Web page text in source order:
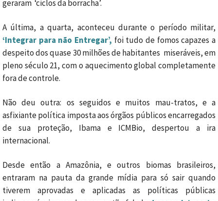
geraram ‘ciclos da borracha’.
A última, a quarta, aconteceu durante o período militar,
‘Integrar para não Entregar’, foi tudo de fomos capazes a
despeito dos quase 30 milhões de habitantes miseráveis, em
pleno século 21, com o aquecimento global completamente
fora de controle.
Não deu outra: os seguidos e muitos mau-tratos, e a
asfixiante política imposta aos órgãos públicos encarregados
de sua proteção, Ibama e ICMBio, despertou a ira
internacional.
Desde então a Amazônia, e outros biomas brasileiros,
entraram na pauta da grande mídia para só sair quando
tiverem aprovadas e aplicadas as políticas públicas